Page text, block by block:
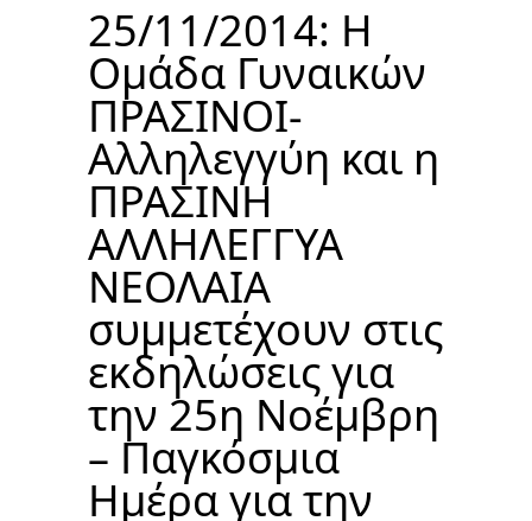
25/11/2014: Η
Ομάδα Γυναικών
ΠΡΑΣΙΝΟΙ-
Αλληλεγγύη και η
ΠΡΑΣΙΝΗ
ΑΛΛΗΛΕΓΓΥΑ
ΝΕΟΛΑΙΑ
συμμετέχουν στις
εκδηλώσεις για
την 25η Νοέμβρη
– Παγκόσμια
Ημέρα για την